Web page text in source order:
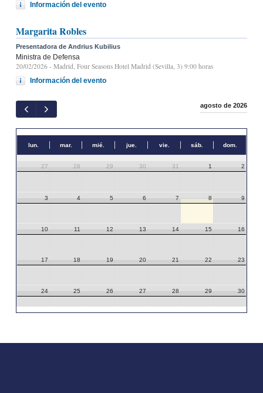
Información del evento
Margarita Robles
Presentadora de Andrius Kubilius
Ministra de Defensa
20/02/2026 - Madrid, Four Seasons Hotel Madrid (Sevilla, 3) 9:00 horas
Información del evento
agosto de 2026
lun. mar. mié. jue. vie. sáb. dom.
27 28 29 30 31 1 2
3 4 5 6 7 8 9
10 11 12 13 14 15 16
17 18 19 20 21 22 23
24 25 26 27 28 29 30